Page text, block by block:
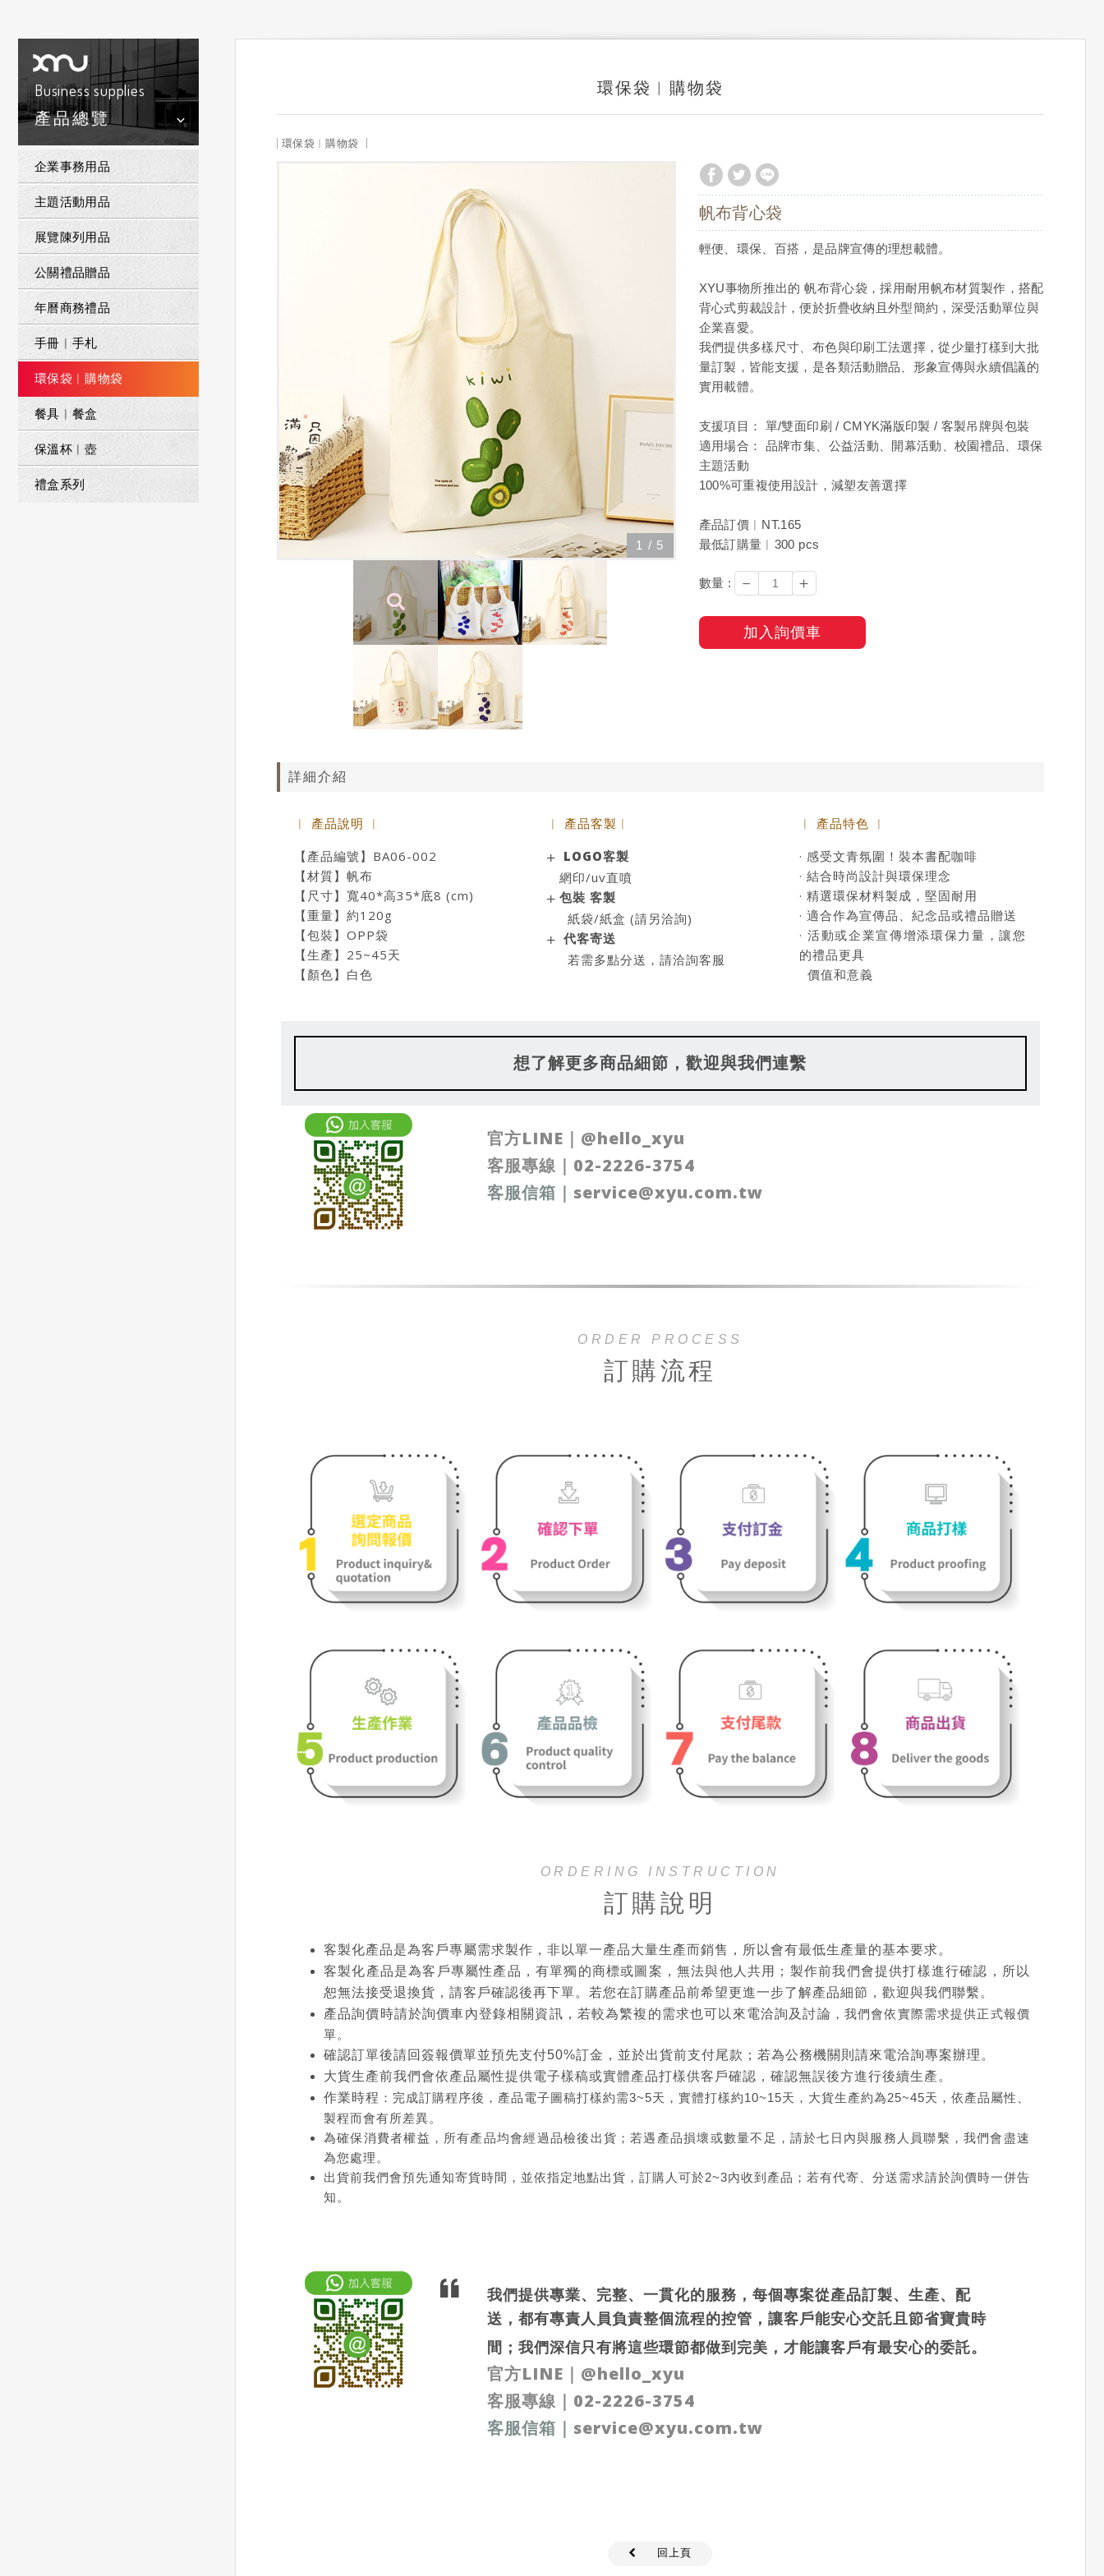
Business supplies
產品總覽
企業事務用品
主題活動用品
展覽陳列用品
公關禮品贈品
年曆商務禮品
手冊︱手札
環保袋︱購物袋
餐具︱餐盒
保溫杯︱壺
禮盒系列
環保袋︱購物袋
環保袋︱購物袋
帆布背心袋
輕便、環保、百搭，是品牌宣傳的理想載體。
XYU事物所推出的 帆布背心袋，採用耐用帆布材質製作，搭配
背心式剪裁設計，便於折疊收納且外型簡約，深受活動單位與
企業喜愛。
我們提供多樣尺寸、布色與印刷工法選擇，從少量打樣到大批
量訂製，皆能支援，是各類活動贈品、形象宣傳與永續倡議的
實用載體。
支援項目： 單/雙面印刷 / CMYK滿版印製 / 客製吊牌與包裝
適用場合： 品牌市集、公益活動、開幕活動、校園禮品、環保
主題活動
100%可重複使用設計，減塑友善選擇
產品訂價︱NT.165
最低訂購量︱300 pcs
數量 : － ＋
加入詢價車
1 / 5
詳細介紹
︱ 產品說明 ︱
【產品編號】BA06-002
【材質】帆布
【尺寸】寬40*高35*底8 (cm)
【重量】約120g
【包裝】OPP袋
【生產】25~45天
【顏色】白色
︱ 產品客製︱
LOGO客製
網印/uv直噴
包裝 客製
紙袋/紙盒 (請另洽詢)
代客寄送
若需多點分送，請洽詢客服
︱ 產品特色 ︱
· 感受文青氛圍！裝本書配咖啡
· 結合時尚設計與環保理念
· 精選環保材料製成，堅固耐用
· 適合作為宣傳品、紀念品或禮品贈送
· 活動或企業宣傳增添環保力量，讓您
的禮品更具
價值和意義
想了解更多商品細節，歡迎與我們連繫
官方LINE｜ @hello_xyu
客服專線｜ 02-2226-3754
客服信箱 ｜ service@xyu.com.tw
ORDER PROCESS
訂購流程
ORDERING INSTRUCTION
訂購說明
客製化產品是為客戶專屬需求製作，非以單一產品大量生產而銷售，所以會有最低生產量的基本要求。
客製化產品是為客戶專屬性產品，有單獨的商標或圖案，無法與他人共用；製作前我們會提供打樣進行確認，所以
恕無法接受退換貨，請客戶確認後再下單。若您在訂購產品前希望更進一步了解產品細節，歡迎與我們聯繫。
產品詢價時請於詢價車內登錄相關資訊，若較為繁複的需求也可以來電洽詢及討論 ，我們會依實際需求提供正式報價
單。
確認訂單後請回簽報價單並預先支付50%訂金，並於出貨前支付尾款；若為公務機關則請來電洽詢專案辦理。
大貨生產前我們會依產品屬性提供電子樣稿或實體產品打樣供客戶確認，確認無誤後方進行後續生產。
作業時程 ：完成訂購程序後，產品電子圖稿打樣約需3~5天，實體打樣約10~15天，大貨生產約為25~45天，依產品屬性、
製程而會有所差異。
為確保消費者權益，所有產品均會經過品檢後出貨；若遇產品損壞或數量不足，請於七日內與服務人員聯繫，我們會盡速
為您處理。
出貨前我們會預先通知寄貨時間，並依指定地點出貨，訂購人可於2~3內收到產品；若有代寄、分送需求請於詢價時一併告
知。
我們提供專業、完整、一貫化的服務，每個專案從產品訂製、生產、配
送，都有專責人員負責整個流程的控管，讓客戶能安心交託且節省寶貴時
間；我們深信只有將這些環節都做到完美，才能讓客戶有最安心的委託。
官方LINE ｜ @hello_xyu
客服專線｜ 02-2226-3754
客服信箱 ｜ service@xyu.com.tw
回上頁